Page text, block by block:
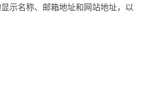
示名称、邮箱地址和网站地址，以